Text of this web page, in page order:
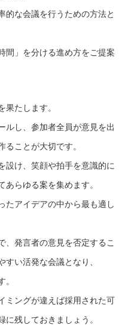
的な会議を行うための方法と
間」を分ける進め方をご提案
果たします。
ルし、参加者全員が意見を出
ることが大切です。
設け、笑顔や拍手を意識的に
らゆる案を集めます。
たアイデアの中から最も適し
、発言者の意見を否定するこ
すい活発な会議となり、
ミングが違えば採用された可
残しておきましょう。